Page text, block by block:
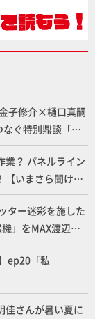
子修介×樋口真嗣
ぐ特別鼎談「ガ
」
業？ パネルライン
【いまさら聞けな
ネルライン】
ター迷彩を施した
」をMAX渡辺が
ep20「私
佳さんが暑い夏に